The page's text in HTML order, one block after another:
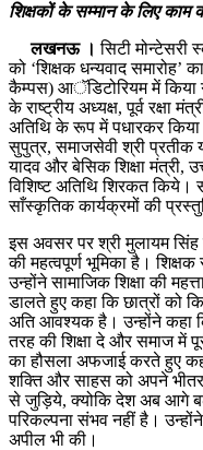
शिक्षकों के सम्मान के लिए काम
लखनऊ । सिटी मोन्टेसरी
को ‘शिक्षक धन्यवाद समारोह’
कैम्पस) आॅडिटोरियम में किया
के राष्ट्रीय अध्यक्ष, पूर्व रक्षा
अतिथि के रूप में पधारकर
सुपुत्र, समाजसेवी श्री प्रतीक
यादव और बेसिक शिक्षा मंत्री,
विशिष्ट अतिथि शिरकत किये।
साँस्कृतिक कार्यक्रमों की
इस अवसर पर श्री मुलायम
की महत्वपूर्ण भूमिका है। शिक्षक
उन्होंने सामाजिक शिक्षा की
डालते हुए कहा कि छात्रों को
अति आवश्यक है। उन्होंने कहा
तरह की शिक्षा दे और समाज में
का हौसला अफजाई करते हुए
शक्ति और साहस को अपने
से जुड़िये, क्योकि देश अब आगे
परिकल्पना संभव नहीं है।
अपील भी की।